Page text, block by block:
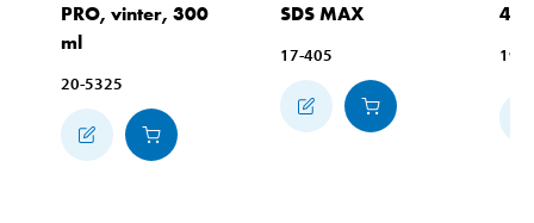
PRO, vinter, 300
ml
20-5325
SDS MAX
17-405
40
19-